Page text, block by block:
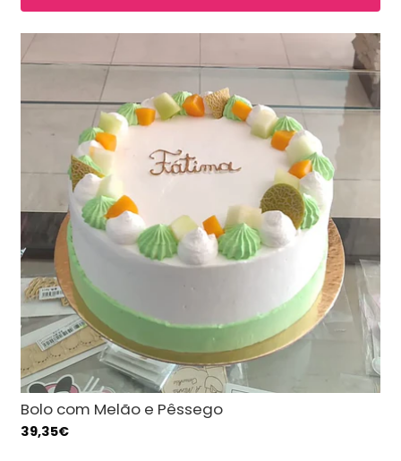
Bolo com Melão e Pêssego
39,35€